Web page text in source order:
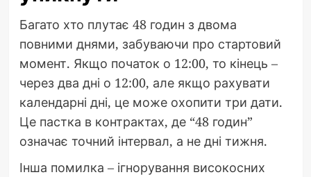
Багато хто плутає 48 годин з двома
повними днями, забуваючи про стартовий
момент. Якщо початок о 12:00, то кінець –
через два дні о 12:00, але якщо рахувати
календарні дні, це може охопити три дати.
Це пастка в контрактах, де “48 годин”
означає точний інтервал, а не дні тижня.
Інша помилка – ігнорування високосних